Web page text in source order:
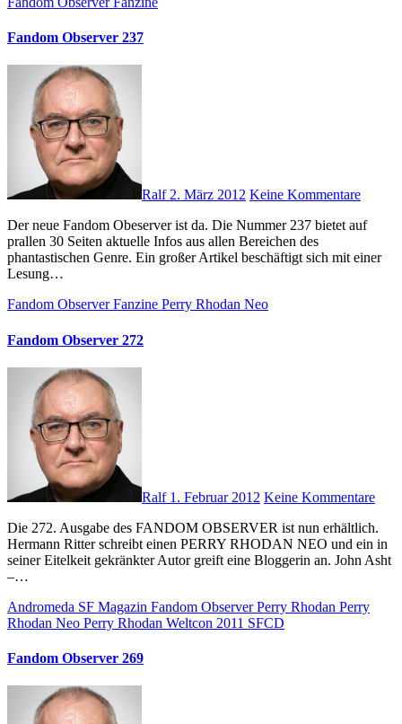
Fandom Observer 237
Ralf2. März 2012 Keine Kommentare
Der neue Fandom Obeserver ist da. Die Nummer 237 bietet auf
prallen 30 Seiten aktuelle Infos aus allen Bereichen des
phantastischen Genre. Ein großer Artikel beschäftigt sich mit einer
Lesung…
Fandom ObserverFanzine Perry Rhodan Neo
Fandom Observer 272
Ralf 1. Februar 2012 Keine Kommentare
Die 272. Ausgabe des FANDOM OBSERVER ist nun erhältlich.
Hermann Ritter schreibt einen PERRY RHODAN NEO und ein in
seiner Eitelkeit gekränkter Autor greift eine Bloggerin an. John Asht
–…
Andromeda SF Magazin Fandom ObserverPerry Rhodan Perry
Rhodan Neo Perry Rhodan Weltcon 2011 SFCD
Fandom Observer 269